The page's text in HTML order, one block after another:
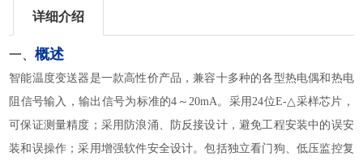
详细介绍
一、概述
智能温度变送器是一款高性价产品，兼容十多种的各型热电偶和热电
阻信号输入，输出信号为标准的4～20mA。采用24位E-△采样芯片，
可保证测量精度；采用防浪涌、防反接设计，避免工程安装中的误安
装和误操作；采用增强软件安全设计。包括独立看门狗、低压监控复